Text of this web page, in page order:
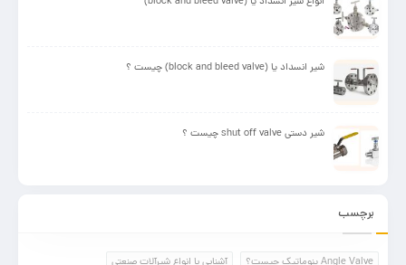
شیر انسداد یا (block and bleed valve) چیست ؟
شیر دستی shut off valve چیست ؟
برچسب